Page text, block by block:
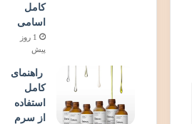
کامل
اسامی
1 روز
پیش
راهنمای
کامل
استفاده
از سرم